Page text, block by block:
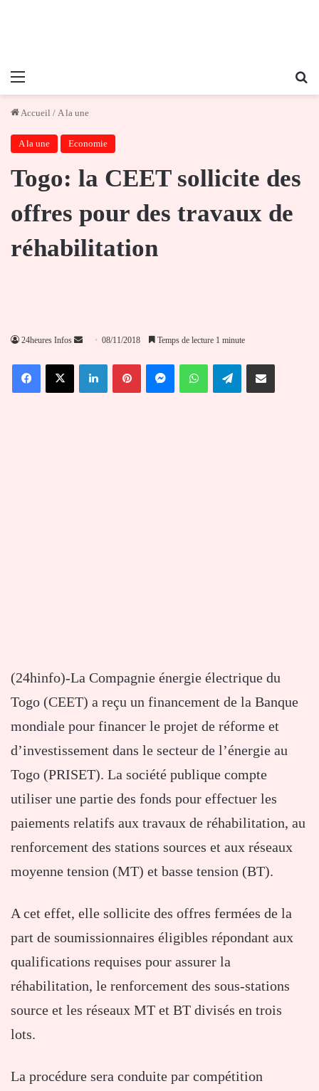
Menu
Accueil / A la une
A la une Economie
Togo: la CEET sollicite des
offres pour des travaux de
réhabilitation
24heures Infos
Envoyer
courriel
08/11/2018 Temps de lecture 1 minute
FacebookX LinkedinPinterestMessengerWhatsAppTelegramPartager par email
(24hinfo)-La Compagnie énergie électrique du
Togo (CEET) a reçu un financement de la Banque
mondiale pour financer le projet de réforme et
d’investissement dans le secteur de l’énergie au
Togo (PRISET). La société publique compte
utiliser une partie des fonds pour effectuer les
paiements relatifs aux travaux de réhabilitation, au
renforcement des stations sources et aux réseaux
moyenne tension (MT) et basse tension (BT).
A cet effet, elle sollicite des offres fermées de la
part de soumissionnaires éligibles répondant aux
qualifications requises pour assurer la
réhabilitation, le renforcement des sous-stations
source et les réseaux MT et BT divisés en trois
lots.
La procédure sera conduite par compétition